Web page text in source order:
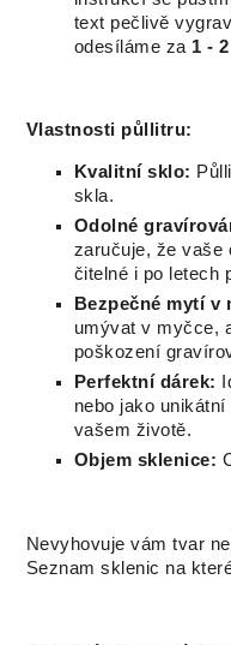
text pečlivě
odesíláme za 1 -
Vlastnosti půllitru:
Kvalitní sklo:
skla.
Odolné
zaručuje, že vaše
čitelné i po letech
Bezpečné mytí v
umývat v myčce,
poškození
Perfektní dárek:
nebo jako
vašem životě.
Objem sklenice:
Nevyhovuje vám tvar
Seznam sklenic na